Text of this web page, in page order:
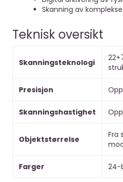
Skanning av
Teknisk oversikt
Skanningsteknologi
Presisjon
Skanningshastighet
Objektstørrelse
Fra
Farger 24-